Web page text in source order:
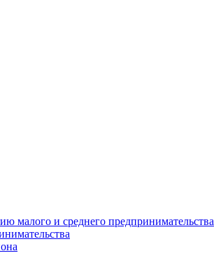
малого и среднего предпринимательства